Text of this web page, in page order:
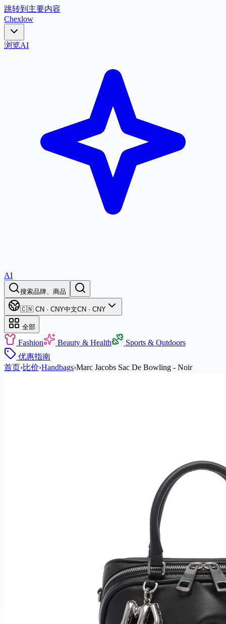
跳转到主要内容
Chexlow
浏览AI
AI
搜索品牌、商品
🇨🇳 CN · CNY中文CN · CNY
全部
Fashion Beauty & Health
Sports & Outdoors
优惠指南
首页›比价›Handbags›Marc Jacobs Sac De Bowling - Noir